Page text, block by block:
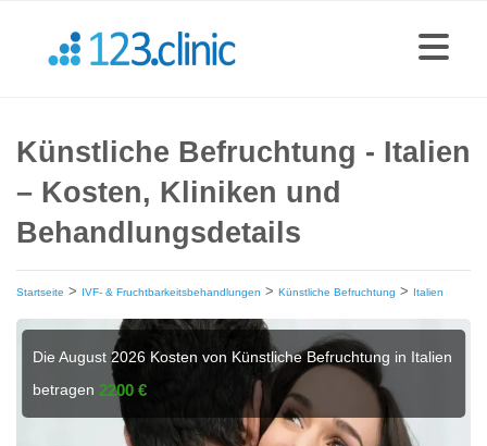
Künstliche Befruchtung - Italien
– Kosten, Kliniken und
Behandlungsdetails
Startseite > IVF- & Fruchtbarkeitsbehandlungen > Künstliche Befruchtung > Italien
Die August 2026 Kosten von Künstliche Befruchtung in Italien
betragen 2200 €